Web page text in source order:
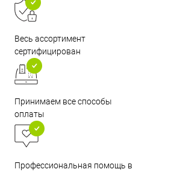
Весь ассортимент
сертифицирован
Принимаем все способы
оплаты
Профессиональная помощь в